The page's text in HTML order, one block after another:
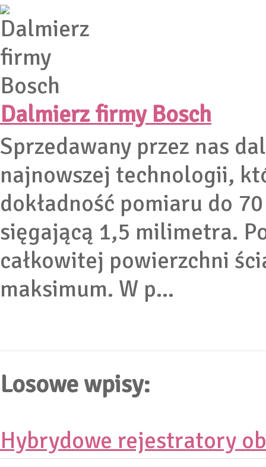
Dalmierz firmy Bosch
Sprzedawany przez nas
najnowszej technologii,
dokładność pomiaru do
sięgającą 1,5 milimetra.
całkowitej powierzchni
maksimum. W p...
Losowe wpisy:
Hybrydowe rejestratory